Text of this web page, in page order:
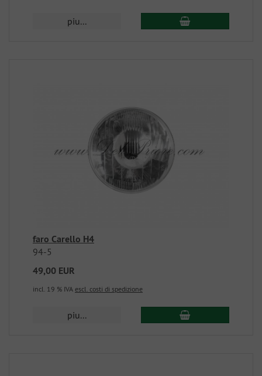
piu...
faro Carello H4
94-5
49,00 EUR
incl. 19 % IVA escl. costi di spedizione
piu...